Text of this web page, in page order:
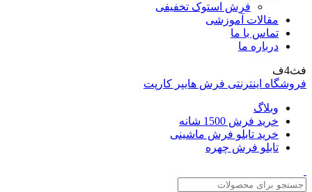
فرش استوک تخفیفی
مقالات آموزشی
تماس با ما
درباره ما
فث4ف
فروشگاه اینترنتی فرش هایپر کارپت
وبلاگ
خرید فرش 1500 شانه
خرید تابلو فرش ماشینی
تابلو فرش چهره